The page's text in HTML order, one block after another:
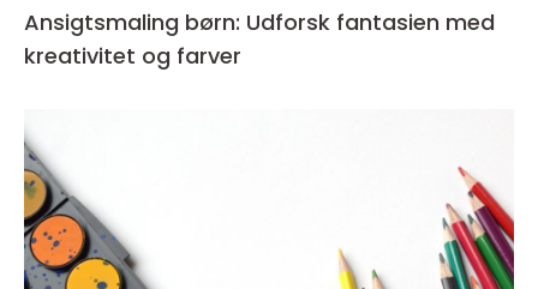
Ansigtsmaling børn: Udforsk fantasien med
kreativitet og farver